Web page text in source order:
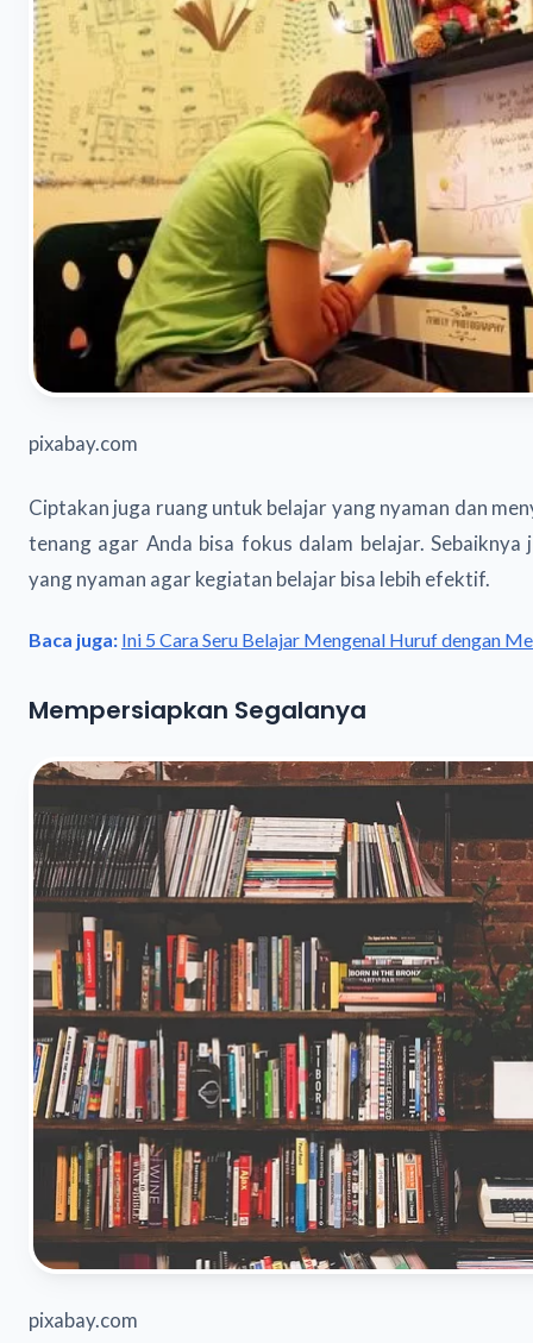
pixabay.com
Ciptakan juga ruang untuk belajar yang nyaman dan
tenang agar Anda bisa fokus dalam belajar.
yang nyaman agar kegiatan belajar bisa lebih efektif.
Baca juga: Ini 5 Cara Seru Belajar Mengenal Huruf dengan
Mempersiapkan Segalanya
pixabay.com